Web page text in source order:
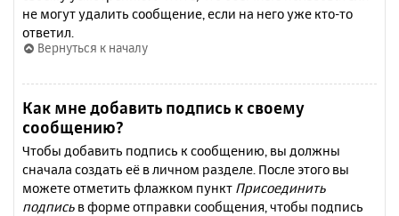
не могут удалить сообщение, если на него уже кто-то
ответил.
Вернуться к началу
Как мне добавить подпись к своему
сообщению?
Чтобы добавить подпись к сообщению, вы должны
сначала создать её в личном разделе. После этого вы
можете отметить флажком пункт Присоединить
подпись в форме отправки сообщения, чтобы подпись